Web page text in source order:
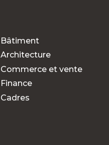
Bâtiment
Architecture
Commerce et vente
Finance
Cadres